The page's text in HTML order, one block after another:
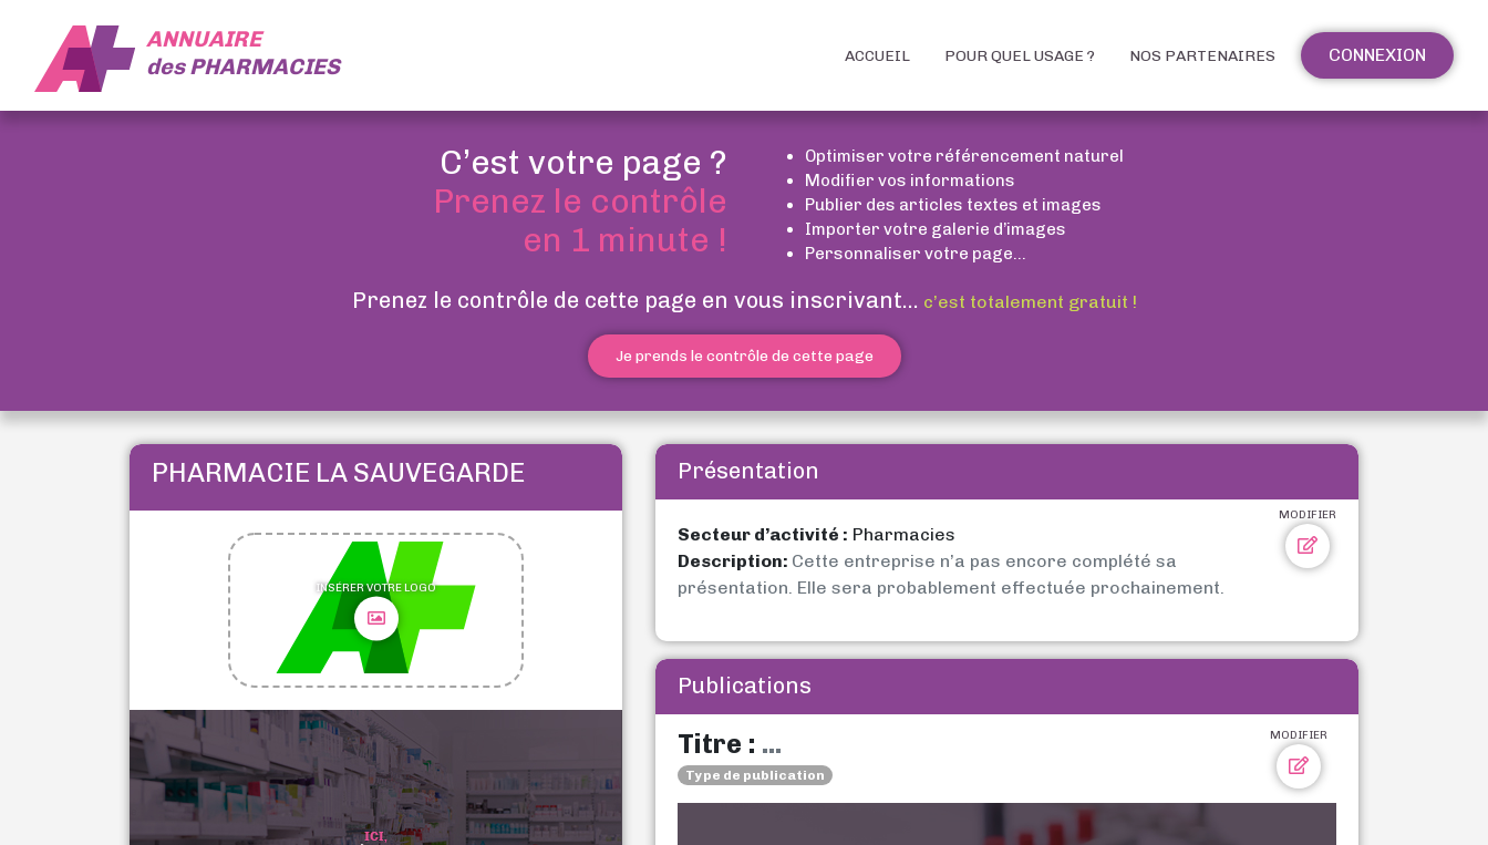
ANNUAIRE
desPHARMACIES ACCUEIL POUR QUEL USAGE ? NOS PARTENAIRES CONNEXION
C’est votre page ?
Prenez le contrôle
en 1 minute !
Optimiser votre référencement naturel
Modifier vos informations
Publier des articles textes et images
Importer votre galerie d’images
Personnaliser votre page...
Prenez le contrôle de cette page en vous inscrivant... c’est totalement gratuit !
Je prends le contrôle de cette page
PHARMACIE LA SAUVEGARDE
INSÉRER VOTRE LOGO
Présentation
MODIFIER
Secteur d’activité : Pharmacies
Description: Cette entreprise n’a pas encore complété sa
présentation. Elle sera probablement effectuée prochainement.
Publications
MODIFIER
Titre : ...
Type de publication